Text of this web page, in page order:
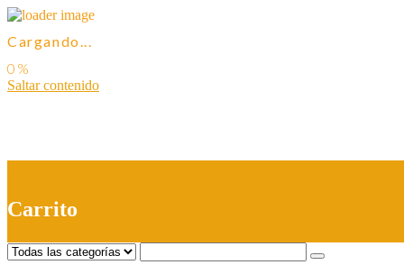
Cargando...
Saltar contenido
Carrito